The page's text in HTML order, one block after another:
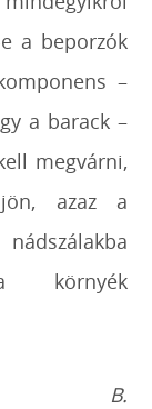
a beporzók
–
a barack –
megvárni,
azaz a
környék
B.